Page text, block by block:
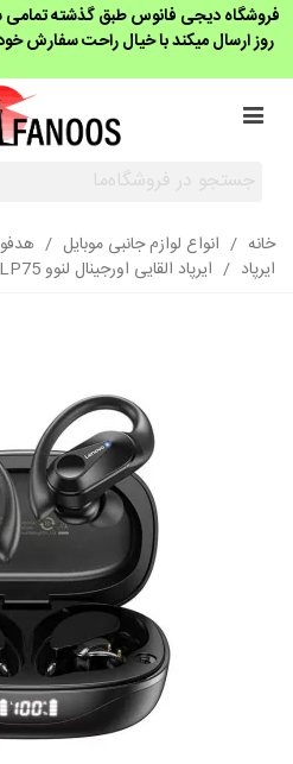
فروشگاه دیجی فانوس طبق گذشته تمامی
روز ارسال میکند با خیال راحت سفارش
خانه / انواع لوازم جانبی موبایل /
ایرپاد / ایرپاد القایی اورجینال لنوو lenovo LP75